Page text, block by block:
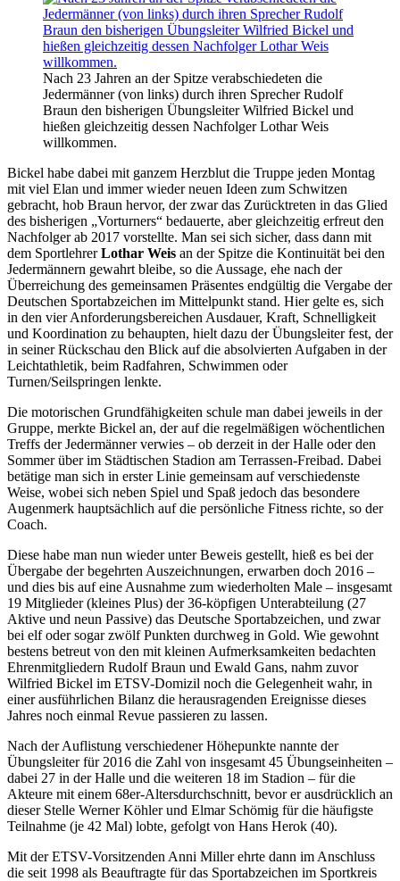
Nach 23 Jahren an der Spitze verabschiedeten die
Jedermänner (von links) durch ihren Sprecher Rudolf
Braun den bisherigen Übungsleiter Wilfried Bickel und
hießen gleichzeitig dessen Nachfolger Lothar Weis
willkommen.
Bickel habe dabei mit ganzem Herzblut die Truppe jeden Montag
mit viel Elan und immer wieder neuen Ideen zum Schwitzen
gebracht, hob Braun hervor, der zwar das Zurücktreten in das Glied
des bisherigen „Vorturners“ bedauerte, aber gleichzeitig erfreut den
Nachfolger ab 2017 vorstellte. Man sei sich sicher, dass dann mit
dem SportlehrerLothar Weis an der Spitze die Kontinuität bei den
Jedermännern gewahrt bleibe, so die Aussage, ehe nach der
Überreichung des gemeinsamen Präsentes endgültig die Vergabe der
Deutschen Sportabzeichen im Mittelpunkt stand. Hier gelte es, sich
in den vier Anforderungsbereichen Ausdauer, Kraft, Schnelligkeit
und Koordination zu behaupten, hielt dazu der Übungsleiter fest, der
in seiner Rückschau den Blick auf die absolvierten Aufgaben in der
Leichtathletik, beim Radfahren, Schwimmen oder
Turnen/Seilspringen lenkte.
Die motorischen Grundfähigkeiten schule man dabei jeweils in der
Gruppe, merkte Bickel an, der auf die regelmäßigen wöchentlichen
Treffs der Jedermänner verwies – ob derzeit in der Halle oder den
Sommer über im Städtischen Stadion am Terrassen-Freibad. Dabei
betätige man sich in erster Linie gemeinsam auf verschiedenste
Weise, wobei sich neben Spiel und Spaß jedoch das besondere
Augenmerk hauptsächlich auf die persönliche Fitness richte, so der
Coach.
Diese habe man nun wieder unter Beweis gestellt, hieß es bei der
Übergabe der begehrten Auszeichnungen, erwarben doch 2016 –
und dies bis auf eine Ausnahme zum wiederholten Male – insgesamt
19 Mitglieder (kleines Plus) der 36-köpfigen Unterabteilung (27
Aktive und neun Passive) das Deutsche Sportabzeichen, und zwar
bei elf oder sogar zwölf Punkten durchweg in Gold. Wie gewohnt
bestens betreut von den mit kleinen Aufmerksamkeiten bedachten
Ehrenmitgliedern Rudolf Braun und Ewald Gans, nahm zuvor
Wilfried Bickel im ETSV-Domizil noch die Gelegenheit wahr, in
einer ausführlichen Bilanz die herausragenden Ereignisse dieses
Jahres noch einmal Revue passieren zu lassen.
Nach der Auflistung verschiedener Höhepunkte nannte der
Übungsleiter für 2016 die Zahl von insgesamt 45 Übungseinheiten –
dabei 27 in der Halle und die weiteren 18 im Stadion – für die
Akteure mit einem 68er-Altersdurchschnitt, bevor er ausdrücklich an
dieser Stelle Werner Köhler und Elmar Schömig für die häufigste
Teilnahme (je 42 Mal) lobte, gefolgt von Hans Herok (40).
Mit der ETSV-Vorsitzenden Anni Miller ehrte dann im Anschluss
die seit 1998 als Beauftragte für das Sportabzeichen im Sportkreis